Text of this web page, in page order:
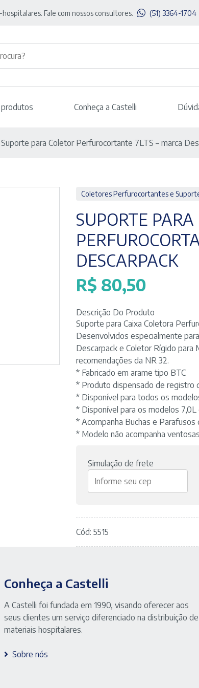
Fale com nossos consultores. (51) 3364-1704
Conheça a Castelli
Suporte para Coletor Perfurocortante 7LTS – marca
Coletores Perfurocortantes e
SUPORTE
DESCARPACK
R$ 80,50
Descrição Do Produto
Suporte para Caixa Coletora
Desenvolvidos especialmente
Descarpack e Coletor Rígido
recomendações da NR 32.
* Fabricado em arame tipo BTC
* Produto dispensado de registro
* Disponível para todos os
* Disponível para os modelos
* Acompanha Buchas e Parafusos
* Modelo não acompanha ventosas
Simulação de frete
Cód: 5515
Conheça a Castelli
A Castelli foi fundada em 1990, visando oferecer aos
seus clientes um serviço diferenciado na distribuição de
materiais hospitalares.
Sobre nós